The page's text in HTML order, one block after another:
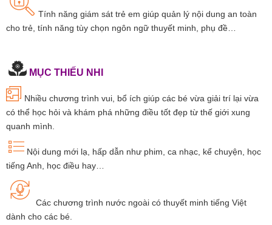
Tính năng giám sát trẻ em giúp quản lý nội dung an toàn
cho trẻ, tính năng tùy chọn ngôn ngữ thuyết minh, phụ đề…
MỤC THIẾU NHI
Nhiều chương trình vui, bổ ích giúp các bé vừa giải trí lại vừa
có thể học hỏi và khám phá những điều tốt đẹp từ thế giới xung
quanh mình.
Nội dung mới lạ, hấp dẫn như phim, ca nhạc, kể chuyện, học
tiếng Anh, học điều hay…
Các chương trình nước ngoài có thuyết minh tiếng Việt
dành cho các bé.